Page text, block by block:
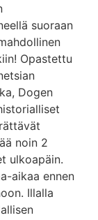
suoraan
Opastettu
Dogen
noin 2
ulkoapäin.
aikaa ennen
Illalla